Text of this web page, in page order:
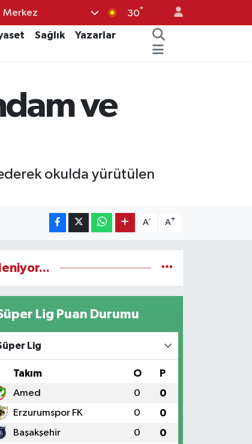
Merkez 30°
Sağlık
Yazarlar
ve
okulda yürütülen
A- A+
Lig Puan Durumu
Lig
Takım O P
Amed 0 0
Erzurumspor FK 0 0
Başakşehir 0 0